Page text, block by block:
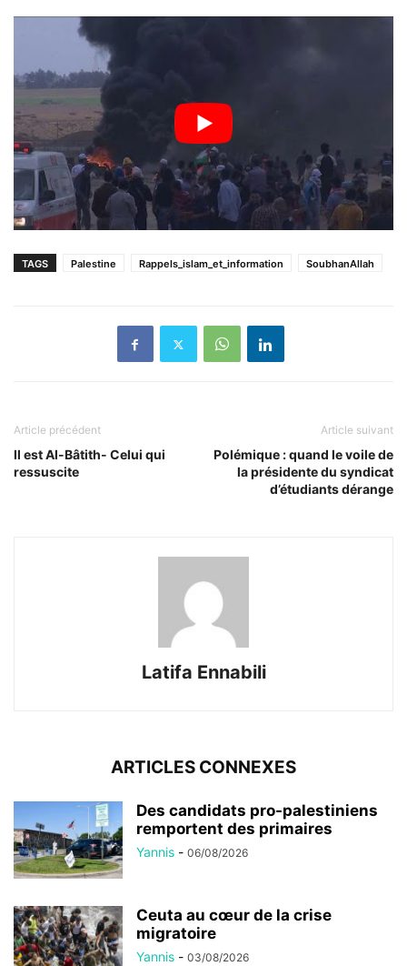
TAGS Palestine Rappels_islam_et_information SoubhanAllah
Article précédent
Il est Al-Bâtith- Celui qui
ressuscite
Article suivant
Polémique : quand le voile de
la présidente du syndicat
d’étudiants dérange
Latifa Ennabili
ARTICLES CONNEXES
Des candidats pro-palestiniens
remportent des primaires
Yannis - 06/08/2026
Ceuta au cœur de la crise
migratoire
Yannis - 03/08/2026